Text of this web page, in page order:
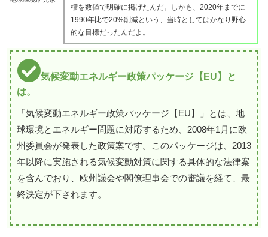
標を数値で明確に掲げたんだ。しかも、2020年までに
1990年比で20%削減という、当時としてはかなり野心
的な目標だったんだよ。
気候変動エネルギー政策パッケージ【EU】と
は。
「気候変動エネルギー政策パッケージ【EU】」とは、地
球環境とエネルギー問題に対応するため、2008年1月に欧
州委員会が発表した政策案です。このパッケージは、2013
年以降に実施される気候変動対策に関する具体的な法律案
を含んでおり、欧州議会や閣僚理事会での審議を経て、最
終決定が下されます。